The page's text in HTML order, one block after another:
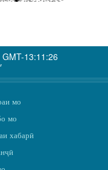
GMT-13:11:26
,
мо
мо
хабарӣ